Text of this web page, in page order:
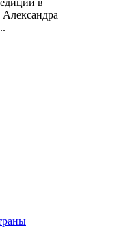
Александра